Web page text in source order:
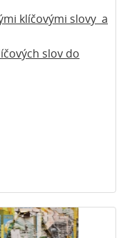
klíčovými slovy a
slov do